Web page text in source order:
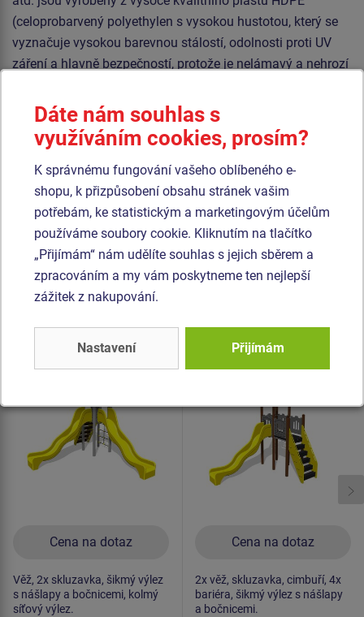
(celoprobarvený polyethylen s vysokou hustotou, který se
vyznačuje vysokou barevnou stálostí, odolnosti proti UV
záření a hlavně bezpečností, protože je nelámavý a nehrozí
síť je vyrobena z materiálu HERKULES (16 mm lana z
polypropylenu s vnitřním ocelovým jádrem) a lana jsou
spojena plastovými nebo hliníkovými spoji. Podesta je
vyrobena z HPL (vysokotlaký laminát opatřený
protiskluzem, který se vyznačuje vysokou barevnou
stálostí, odolností proti poškrábání a odolností proti vodě).
Veškerý spojovací materiál je pozinkovaný nebo nerezový.
Podobnézboží
Produkt - UNH-1040K-15
Herní sestava hrad
UNH1040K -
Cena na dotaz
Věž, 2x skluzavka, šikmý výlez
s nášlapy a bočnicemi, kolmý
síťový výlez.
Produkt - UNH-2004K-15
Herní sestava hrad
UNH2004K -
Cena na dotaz
2x věž, skluzavka, cimbuří, 4x
bariéra, šikmý výlez s nášlapy
a bočnicemi.
Dáte nám souhlas s
využíváním cookies, prosím?
K správnému fungování vašeho oblíbeného e-
shopu, k přizpůsobení obsahu stránek vašim
potřebám, ke statistickým a marketingovým účelům
používáme soubory cookie. Kliknutím na tlačítko
„Přijímám“ nám udělíte souhlas s jejich sběrem a
zpracováním a my vám poskytneme ten nejlepší
zážitek z nakupování.
Nastavení Přijímám